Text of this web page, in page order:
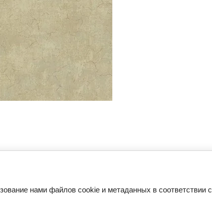
нами файлов cookie и метаданных в соответствии с